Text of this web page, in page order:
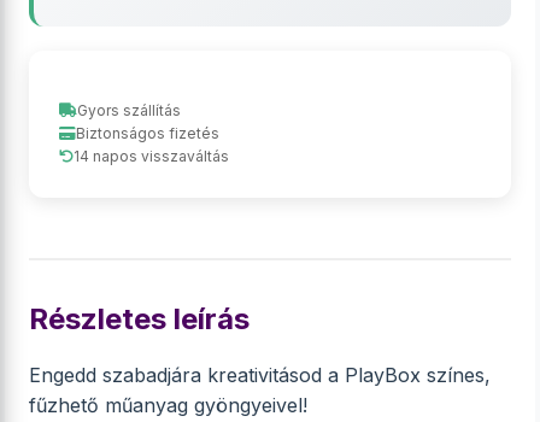
Gyors szállítás
Biztonságos fizetés
14 napos visszaváltás
Részletes leírás
Engedd szabadjára kreativitásod a PlayBox színes,
fűzhető műanyag gyöngyeivel!